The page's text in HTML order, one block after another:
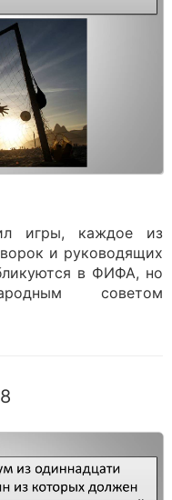
игры, каждое из
и руководящих
в ФИФА, но
советом